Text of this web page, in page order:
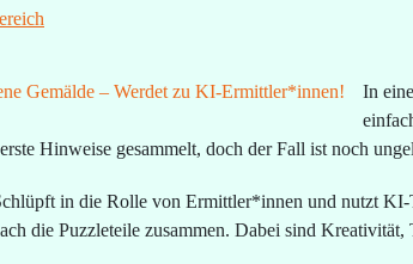
In
Hinweise gesammelt, doch der Fall ist noch
in die Rolle von Ermittler*innen und nutzt
die Puzzleteile zusammen. Dabei sind